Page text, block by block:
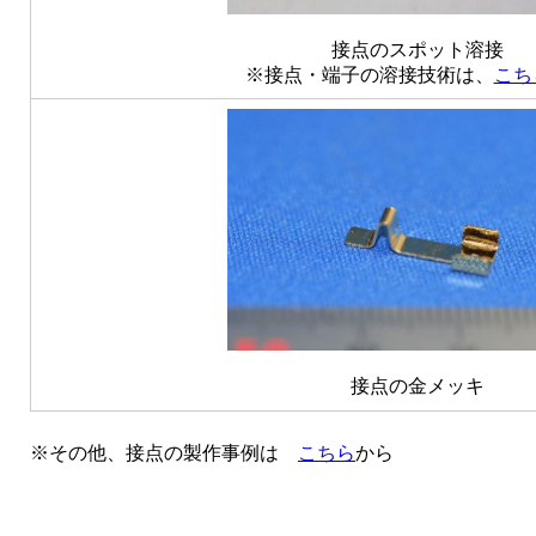
接点のスポット溶接
※接点・端子の溶接技術は、
こ
接点の金メッキ
※その他、接点の製作事例は こちらから